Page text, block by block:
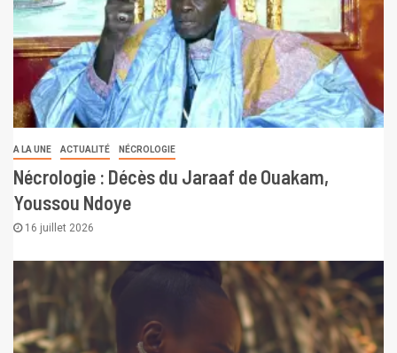
A LA UNE ACTUALITÉ NÉCROLOGIE
Nécrologie : Décès du Jaraaf de Ouakam,
Youssou Ndoye
16 juillet 2026